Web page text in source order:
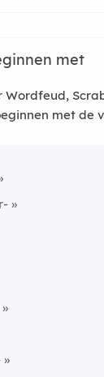
met
Wordfeud,
met de